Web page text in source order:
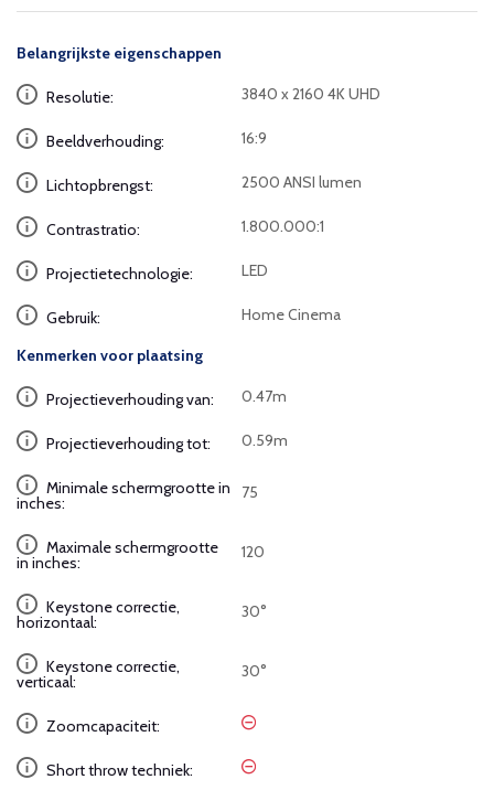
Belangrijkste eigenschappen
Resolutie: 3840 x 2160 4K UHD
Beeldverhouding: 16:9
Lichtopbrengst: 2500 ANSI lumen
Contrastratio: 1.800.000:1
Projectietechnologie: LED
Gebruik: Home Cinema
Kenmerken voor plaatsing
Projectieverhouding van: 0.47m
Projectieverhouding tot: 0.59m
Minimale schermgrootte in
inches:
75
Maximale schermgrootte
in inches:
120
Keystone correctie,
horizontaal:
30°
Keystone correctie,
verticaal:
30°
Zoomcapaciteit:
Short throw techniek: